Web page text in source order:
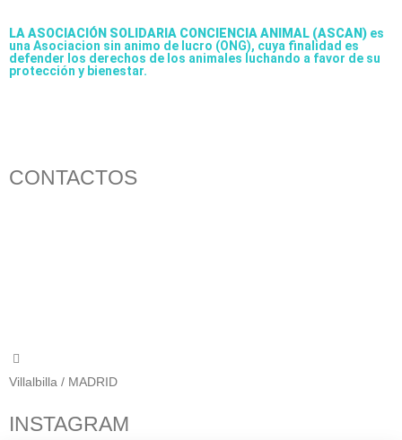
LA ASOCIACIÓN SOLIDARIA CONCIENCIA ANIMAL (ASCAN) es
una Asociacion sin animo de lucro (ONG), cuya finalidad es
defender los derechos de los animales luchando a favor de su
protección y bienestar.
CONTACTOS
Villalbilla / MADRID
INSTAGRAM